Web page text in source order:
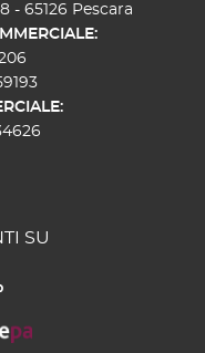
- 65126 Pescara
SU